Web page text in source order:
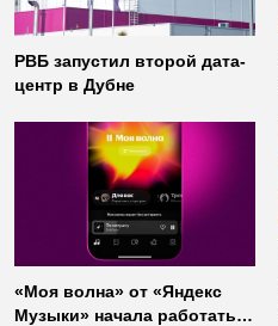
РВБ запустил второй дата-
центр в Дубне
«Моя волна» от «Яндекс
Музыки» начала работать